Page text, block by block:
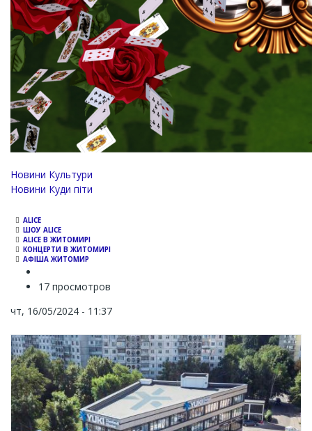
Новини Культури
Новини Куди піти
ALICE
ШОУ ALICE
ALICE В ЖИТОМИРІ
КОНЦЕРТИ В ЖИТОМИРІ
АФІША ЖИТОМИР
17 просмотров
чт, 16/05/2024 - 11:37